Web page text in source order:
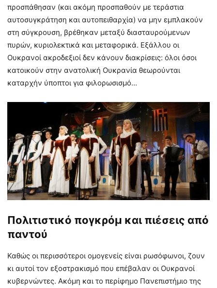
προσπάθησαν (και ακόμη προσπαθούν με τεράστια
αυτοσυγκράτηση και αυτοπειθαρχία) να μην εμπλακούν
στη σύγκρουση, βρέθηκαν μεταξύ διασταυρούμενων
πυρών, κυριολεκτικά και μεταφορικά. Εξάλλου οι
Ουκρανοί ακροδεξιοί δεν κάνουν διακρίσεις: όλοι όσοι
κατοικούν στην ανατολική Ουκρανία θεωρούνται
καταρχήν ύποπτοι για φιλορωσισμό…
Πολιτιστικό πογκρόμ και πιέσεις από
παντού
Καθώς οι περισσότεροι ομογενείς είναι ρωσόφωνοι, ζουν
κι αυτοί τον εξοστρακισμό που επέβαλαν οι Ουκρανοί
κυβερνώντες. Ακόμη και το περίφημο Πανεπιστήμιο της